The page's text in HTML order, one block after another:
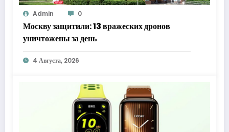
Admin 0
Москву защитили: 13 вражеских дронов
уничтожены за день
4 Августа, 2026